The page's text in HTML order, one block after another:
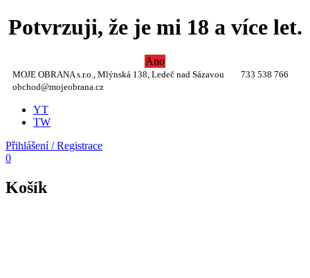
Potvrzuji, že je mi 18 a více let.
Ano
MOJE OBRANA s.r.o., Mlýnská 138, Ledeč nad Sázavou
733 538 766
obchod@mojeobrana.cz
YT
TW
Přihlášení / Registrace
0
Košík